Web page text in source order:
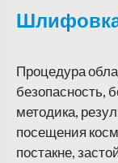
Процедура
безопасность,
методика,
посещения
постакне,